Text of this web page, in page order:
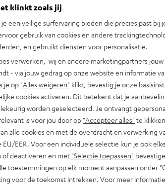
253 beoordelingen)
klinkt zoals jij
je een veilige surfervaring bieden die precies past bij
gebruik van cookies en andere
en gebruikt diensten voor personalisatie.
verwerken, wij en andere marketingpartners
- via jouw gedrag op onze website en informatie
je op "Alles weigeren" klikt, bevestig je onze
cookies activeren. Dit betekent dat je
worden geselecteerd. Je ontvangt
is voor jou door op "Accepteer alles" te
alle cookies en met de overdracht en verwerking
EU/EER. Voor een individuele selectie kun je ook
of deactiveren en met "Selectie toepassen"
toestemmingen op elk moment aanpassen onder
voor de toekomst intrekken. Voor meer